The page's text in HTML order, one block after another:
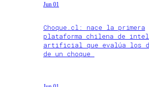
Jun 01
Choque.cl: nace la primera
plataforma chilena de
artificial que evalúa los
de un choque